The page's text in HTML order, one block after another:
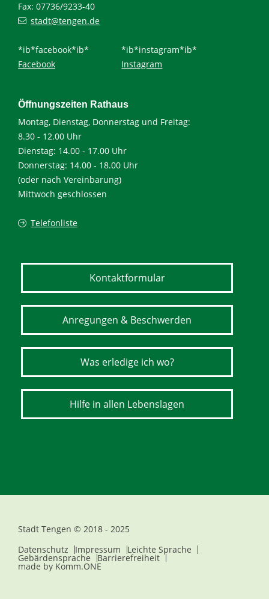
Fax: 07736/9233-40
stadt@tengen.de
*ib*facebook*ib*
Facebook
*ib*instagram*ib*
Instagram
Öffnungszeiten Rathaus
Montag, Dienstag, Donnerstag und Freitag:
8.30 - 12.00 Uhr
Dienstag: 14.00 - 17.00 Uhr
Donnerstag: 14.00 - 18.00 Uhr
(oder nach Vereinbarung)
Mittwoch geschlossen
Telefonliste
Kontaktformular
Anregungen & Beschwerden
Was erledige ich wo?
Hilfe in allen Lebenslagen
Stadt Tengen © 2018 - 2025
Datenschutz
Impressum Leichte Sprache
Gebärdensprache Barrierefreiheit
made by Komm.ONE